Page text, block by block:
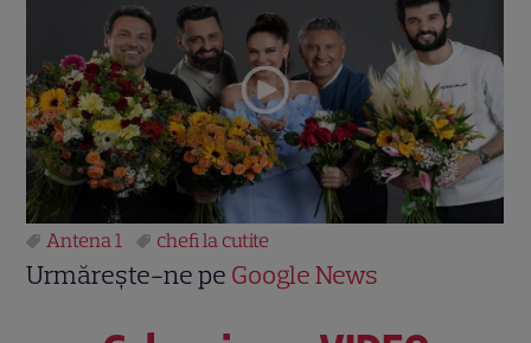
Antena 1 chefi la cutite
Urmărește-ne pe Google News